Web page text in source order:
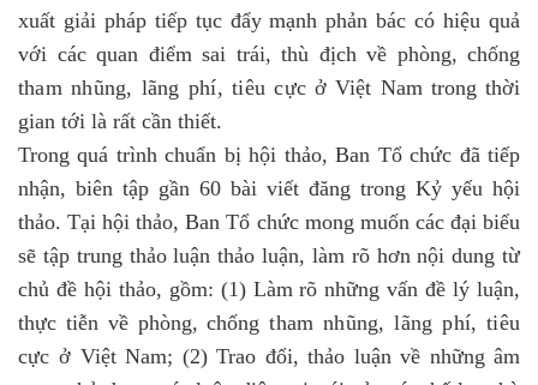
xuất giải pháp tiếp tục đẩy mạnh phản bác có hiệu quả
với các quan điểm sai trái, thù địch về phòng, chống
tham nhũng, lãng phí, tiêu cực ở Việt Nam trong thời
gian tới là rất cần thiết.
Trong quá trình chuẩn bị hội thảo, Ban Tổ chức đã tiếp
nhận, biên tập gần 60 bài viết đăng trong Kỷ yếu hội
thảo.Tại hội thảo, Ban Tổ chức mong muốn các đại biểu
sẽ tập trung thảo luận thảo luận, làm rõ hơn nội dung từ
chủ đề hội thảo, gồm: (1) Làm rõ những vấn đề lý luận,
thực tiễn về phòng, chốngtham nhũng, lãng phí, tiêu
cực ở Việt Nam; (2) Trao đổi, thảo luận về những âm